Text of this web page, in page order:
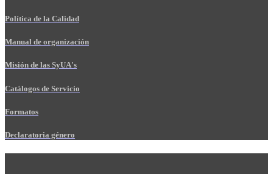
Política de la Calidad
Manual de organización
Misión de las SyUA's
Catálogos de Servicio
Formatos
Declaratoria género